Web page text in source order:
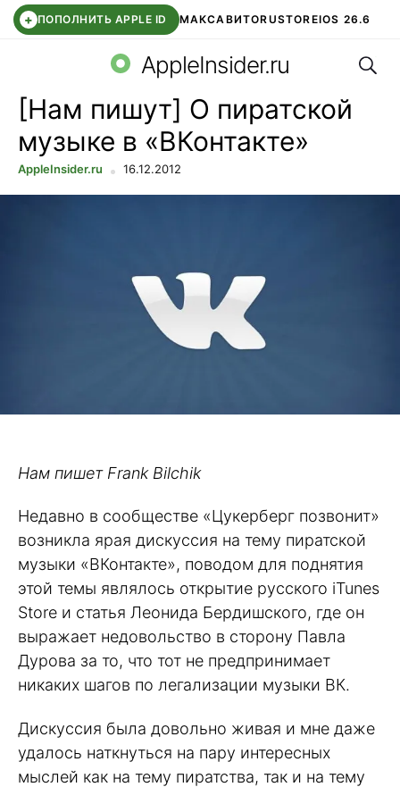
+ ПОПОЛНИТЬ APPLE ID МАКСАВИТОRUSTOREIOS 26.6
СБЕР КИДС ВТБ ОНЛАЙН ЧАТ В ROBLOX
AppleInsider.ru
[Нам пишут] О пиратской
музыке в «ВКонтакте»
AppleInsider.ru 16.12.2012
Нам пишет Frank Bilchik
Недавно в сообществе «Цукерберг позвонит»
возникла ярая дискуссия на тему пиратской
музыки «ВКонтакте», поводом для поднятия
этой темы являлось открытие русского iTunes
Store и статья Леонида Бердишского, где он
выражает недовольство в сторону Павла
Дурова за то, что тот не предпринимает
никаких шагов по легализации музыки ВК.
Дискуссия была довольно живая и мне даже
удалось наткнуться на пару интересных
мыслей как на тему пиратства, так и на тему